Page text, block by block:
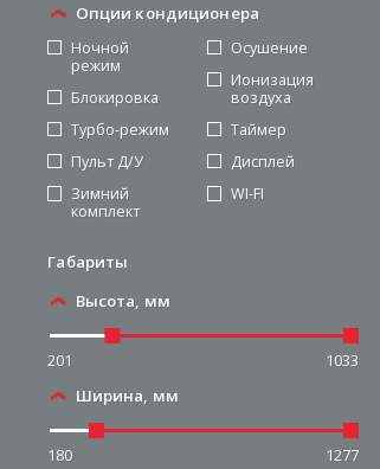
Опции кондиционера
Ночной
режим
Блокировка
Турбо-режим
Пульт Д/У
Зимний
комплект
Осушение
Ионизация
воздуха
Таймер
Дисплей
WI-FI
Габариты
Высота, мм
201 1033
Ширина, мм
180 1277